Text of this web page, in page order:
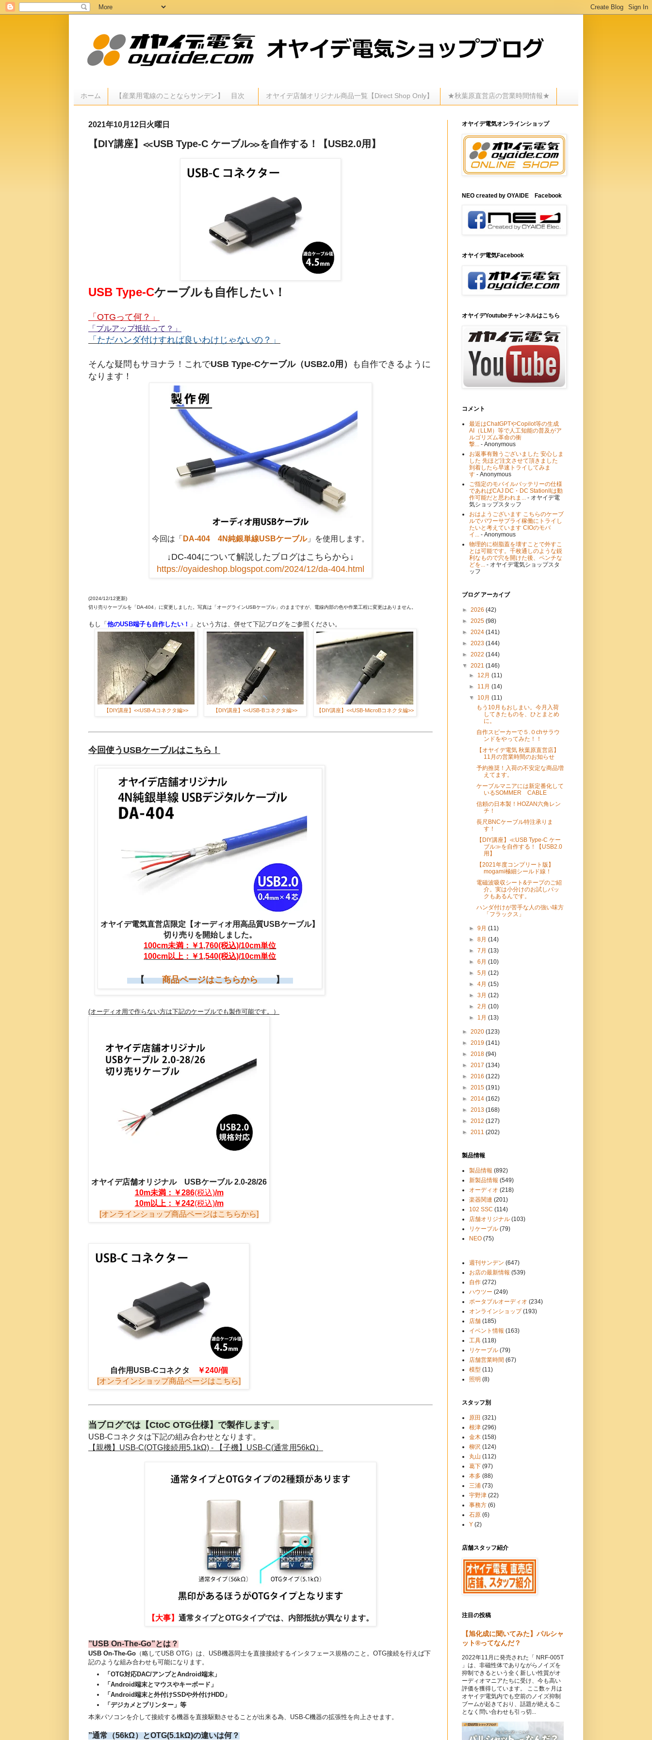
ホーム 【産業用電線のことならサンデン】 目次 オヤイデ店舗オリジナル商品一覧【Direct Shop Only】 ★秋葉原直営店の営業時間情報★
2021年10月12日火曜日
【DIY講座】≪USB Type-C ケーブル≫を自作する！【USB2.0用】
USB Type-Cケーブルも自作したい！
「OTGって何？」
「プルアップ抵抗って？」
「ただハンダ付けすれば良いわけじゃないの？」
そんな疑問もサヨナラ！これでUSB Type-Cケーブル（USB2.0用）
も自作できるように
なります！
今回は「 DA-404 4N純銀単線USBケーブル」を使用します。
↓DC-404について解説したブログはこちらから↓
https://oyaideshop.blogspot.com/2024/12/da-404.html
(2024/12/12更新)
切り売りケーブルを「DA-404」に変更しました。写真は「オーグラインUSBケーブル」のままですが、電線内部の色や作業工程に変更はありません。
もし「他のUSB端子も自作したい！ 」という方は、併せて下記ブログをご参照ください。
【DIY講座】<<USB-Aコネクタ編>> 【DIY講座】<<USB-Bコネクタ編>> 【DIY講座】<<USB-MicroBコネクタ編>>
今回使うUSBケーブルはこちら！
オヤイデ電気直営店限定【オーディオ用高品質USBケーブル】
切り売りを開始しました。
100cm未満：￥1,760(税込)/10cm単位
100cm以上：￥1,540(税込)/10cm単位
【商品ページはこちらから】
(オーディオ用で作らない方は下記のケーブルでも製作可能です。）
オヤイデ店舗オリジナル USBケーブル 2.0-28/26
10m未満：￥286(税込)/m
10m以上：￥242(税込)/m
[オンラインショップ商品ページはこちらから]
自作用USB-Cコネクタ
￥240/個
[オンラインショップ商品ページはこちら]
当ブログでは【CtoC OTG仕様】で製作します。
USB-Cコネクタは下記の組み合わせとなります。
【親機】USB-C(OTG接続用5.1kΩ) - 【子機】USB-C(通常用56kΩ）
【大事】 通常タイプとOTGタイプでは、内部抵抗が異なります。
”USB On-The-Go”とは？
USB On-The-Go （略してUSB OTG）は、USB機器同士を直接接続するインタフェース規格のこと。OTG接続を行えば下
記のような組み合わせも可能になります。
「OTG対応DAC/アンプとAndroid端末」
「Android端末とマウスやキーボード」
「Android端末と外付けSSDや外付けHDD」
「デジカメとプリンター」等
本来パソコンを介して接続する機器を直接駆動させることが出来る為、USB-C機器の拡張性を向上させます。
”通常（56kΩ）とOTG(5.1kΩ)の違いは何？
オヤイデ電気オンラインショップ
NEO created by OYAIDE Facebook
オヤイデ電気Facebook
オヤイデYoutubeチャンネルはこちら
コメント
最近はChatGPTやCopilot等の生成
AI（LLM）等で人工知能の普及がア
ルゴリズム革命の衝
撃...
- Anonymous
お返事有難うございました 安心しま
した 先ほど注文させて頂きました
到着したら早速トライしてみま
す - Anonymous
ご指定のモバイルバッテリーの仕様
であればCAJ DC・DC StationIIは動
作可能だと思われま...
- オヤイデ電
気ショップスタッフ
おはようございます こちらのケーブ
ルでパワーサプライ稼働にトライし
たいと考えています CIOのモバ
イ...
- Anonymous
物理的に樹脂蓋を壊すことで外すこ
とは可能です。千枚通しのような鋭
利なもので穴を開けた後、ペンチな
どを...
- オヤイデ電気ショップスタ
ッフ
ブログ アーカイブ
► 2026 (42)
► 2025 (98)
► 2024 (141)
► 2023 (144)
► 2022 (144)
▼ 2021 (146)
► 12月(11)
► 11月(14)
▼ 10月(11)
もう10月もおしまい。今月入荷
してきたものを、ひとまとめ
に。
自作スピーカーで５.０chサラウ
ンドをやってみた！！
【オヤイデ電気 秋葉原直営店】
11月の営業時間のお知らせ
予約推奨！入荷の不安定な商品増
えてます。
ケーブルマニアには新定番化して
いるSOMMER CABLE
信頼の日本製！HOZAN六角レン
チ！
長尺BNCケーブル特注承りま
す！
【DIY講座】≪USB Type-C ケー
ブル≫を自作する！【USB2.0
用】
【2021年度コンプリート版】
mogami極細シールド線！
電磁波吸収シート&テープのご紹
介。実は小分けのお試しパッ
クもあるんです。
ハンダ付けが苦手な人の強い味方
「フラックス」
►9月(11)
►8月(14)
►7月(13)
►6月(10)
►5月(12)
►4月(15)
►3月(12)
►2月(10)
► 1月(13)
► 2020 (123)
► 2019 (141)
► 2018 (94)
► 2017 (134)
► 2016 (122)
► 2015 (191)
► 2014 (162)
► 2013 (168)
► 2012 (127)
► 2011 (202)
製品情報
製品情報 (892)
新製品情報 (549)
オーディオ (218)
楽器関連 (201)
102 SSC (114)
店舗オリジナル (103)
リケーブル (79)
NEO (75)
週刊サンデン (647)
お店の最新情報 (539)
自作 (272)
ハウツー (249)
ポータブルオーディオ (234)
オンラインショップ (193)
店舗 (185)
イベント情報 (163)
工具 (118)
リケーブル (79)
店舗営業時間 (67)
模型 (11)
照明 (8)
スタッフ別
原田 (321)
根津 (296)
金木 (158)
柳沢 (124)
丸山 (112)
葛下 (97)
本多 (88)
三浦 (73)
宇野津 (22)
事務方 (6)
石原 (6)
Y (2)
店舗スタッフ紹介
注目の投稿
【旭化成に聞いてみた】パルシャ
ット®ってなんだ？
2022年11月に発売された「 NRF-005T
」は、非磁性体でありながらノイズを
抑制できるという全く新しい性質がオ
ーディオマニアたちに受け、今も高い
評価を獲得しています。 ここ数ヶ月は
オヤイデ電気内でも空前のノイズ抑制
ブームが起きており、話題が絶えるこ
となく問い合わせも引っ切...